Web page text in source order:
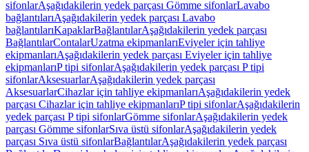
sifonlarAşağıdakilerin yedek parçası Gömme sifonlarLavabo
bağlantılarıAşağıdakilerin yedek parçası Lavabo
bağlantılarıKapaklarBağlantılarAşağıdakilerin yedek parçası
BağlantılarContalarUzatma ekipmanlarıEviyeler için tahliye
ekipmanlarıAşağıdakilerin yedek parçası Eviyeler için tahliye
ekipmanlarıP tipi sifonlarAşağıdakilerin yedek parçası P tipi
sifonlarAksesuarlarAşağıdakilerin yedek parçası
AksesuarlarCihazlar için tahliye ekipmanlarıAşağıdakilerin yedek
parçası Cihazlar için tahliye ekipmanlarıP tipi sifonlarAşağıdakilerin
yedek parçası P tipi sifonlarGömme sifonlarAşağıdakilerin yedek
parçası Gömme sifonlarSıva üstü sifonlarAşağıdakilerin yedek
parçası Sıva üstü sifonlarBağlantılarAşağıdakilerin yedek parçası